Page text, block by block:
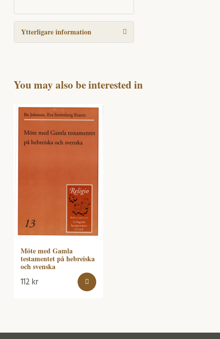
Ytterligare information
You may also be interested in
Möte med Gamla
testamentet på hebreiska
och svenska
112kr